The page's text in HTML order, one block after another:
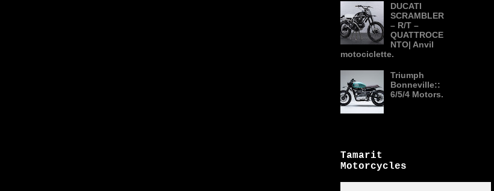
DUCATI
SCRAMBLER
– R/T –
QUATTROCE
NTO| Anvil
motociclette.
Triumph
Bonneville::
6/5/4 Motors.
Tamarit
Motorcycles